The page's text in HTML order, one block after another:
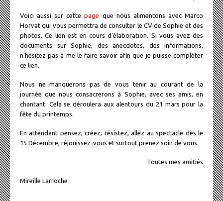
Voici aussi sur cettepage que nous alimentons avec Marco
Horvat qui vous permettra de consulter le CV de Sophie et des
photos. Ce lien est en cours d’élaboration. Si vous avez des
documents sur Sophie, des anecdotes, des informations,
n’hésitez pas à me le faire savoir afin que je puisse compléter
ce lien.
Nous ne manquerons pas de vous tenir au courant de la
journée que nous consacrerons à Sophie, avec ses amis, en
chantant. Cela se déroulera aux alentours du 21 mars pour la
fête du printemps.
En attendant pensez, créez, résistez, allez au spectacle dès le
15 Décembre, réjouissez-vous et surtout prenez soin de vous.
Toutes mes amitiés
Mireille Larroche